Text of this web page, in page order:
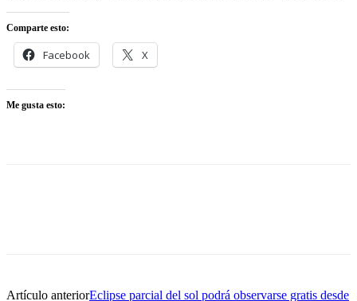
Comparte esto:
Facebook X
Me gusta esto:
Artículo anteriorEclipse parcial del sol podrá observarse gratis desde